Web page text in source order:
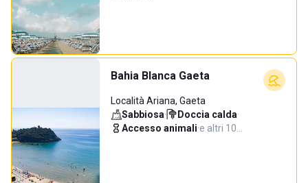
Bahia Blanca Gaeta
Località Ariana, Gaeta
Sabbiosa· Doccia calda·
Accesso animali·e altri 10…